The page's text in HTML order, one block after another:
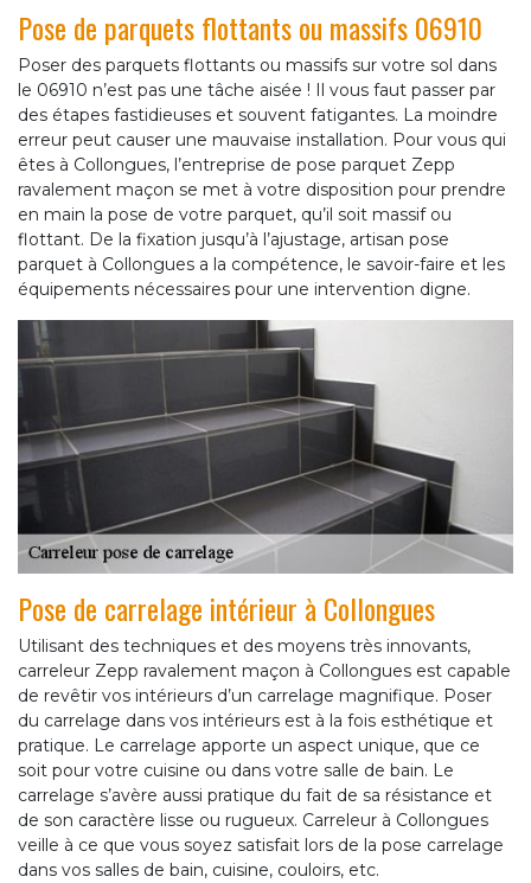
Pose de parquets flottants ou massifs 06910
Poser des parquets flottants ou massifs sur votre sol dans
le 06910 n’est pas une tâche aisée ! Il vous faut passer par
des étapes fastidieuses et souvent fatigantes. La moindre
erreur peut causer une mauvaise installation. Pour vous qui
êtes à Collongues, l’entreprise de pose parquet Zepp
ravalement maçon se met à votre disposition pour prendre
en main la pose de votre parquet, qu’il soit massif ou
flottant. De la fixation jusqu’à l’ajustage, artisan pose
parquet à Collongues a la compétence, le savoir-faire et les
équipements nécessaires pour une intervention digne.
Pose de carrelage intérieur à Collongues
Utilisant des techniques et des moyens très innovants,
carreleur Zepp ravalement maçon à Collongues est capable
de revêtir vos intérieurs d’un carrelage magnifique. Poser
du carrelage dans vos intérieurs est à la fois esthétique et
pratique. Le carrelage apporte un aspect unique, que ce
soit pour votre cuisine ou dans votre salle de bain. Le
carrelage s’avère aussi pratique du fait de sa résistance et
de son caractère lisse ou rugueux. Carreleur à Collongues
veille à ce que vous soyez satisfait lors de la pose carrelage
dans vos salles de bain, cuisine, couloirs, etc.